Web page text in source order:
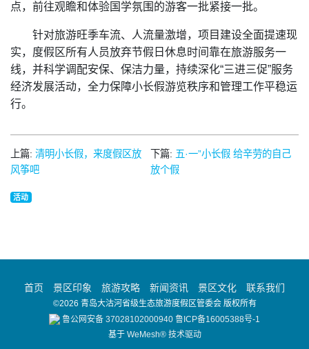
点，前往观瞻和体验国学氛围的游客一批紧接一批。
针对旅游旺季车流、人流量激增，项目建设全面提速现
实，度假区所有人员放弃节假日休息时间靠在旅游服务一
线，并科学调配安保、保洁力量，持续深化“三进三促”服务
经济发展活动，全力保障小长假游览秩序和管理工作平稳运
行。
上篇: 清明小长假，来度假区放
风筝吧
下篇: 五·一”小长假 给辛劳的自己
放个假
活动
首页 景区印象 旅游攻略 新闻资讯 景区文化 联系我们
©2026 青岛大沽河省级生态旅游度假区管委会 版权所有
鲁公网安备 37028102000940 鲁ICP备16005388号-1
基于 WeMesh® 技术驱动